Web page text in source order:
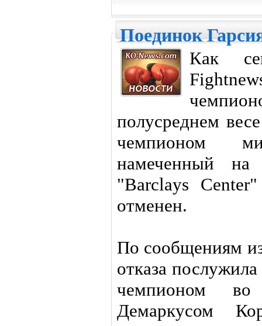
Поединок
Как
полусреднем
чемпионом
намеченный
"Barclays
отменен.
По сообщениям
отказа
чемпионом
Демаркусом